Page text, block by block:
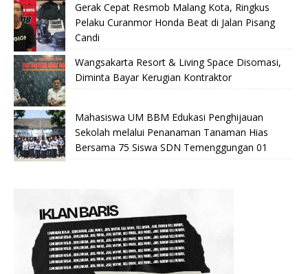
Gerak Cepat Resmob Malang Kota, Ringkus
Pelaku Curanmor Honda Beat di Jalan Pisang
Candi
Wangsakarta Resort & Living Space Disomasi,
Diminta Bayar Kerugian Kontraktor
Mahasiswa UM BBM Edukasi Penghijauan
Sekolah melalui Penanaman Tanaman Hias
Bersama 75 Siswa SDN Temenggungan 01